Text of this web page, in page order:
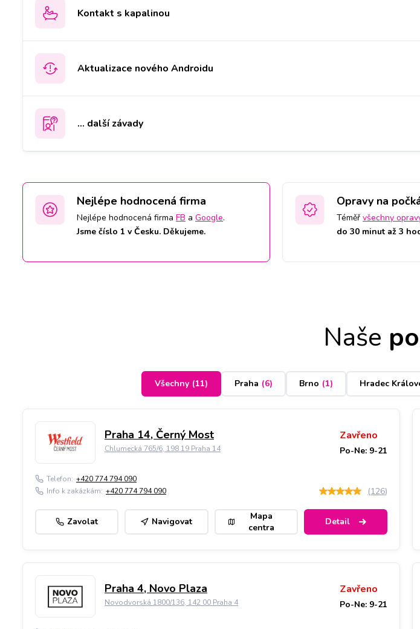
Kontakt s kapalinou
Aktualizace nového Androidu
... další závady
Nejlépe hodnocená firma
Nejlépe hodnocená firma FB a Google.
Jsme číslo 1 v Česku. Děkujeme.
Opravy na
Téměř všechny
do 30 minut až 3
Naše
Všechny (11) Praha (6) Brno (1) Hradec
Praha 14, Černý Most
Chlumecká 765/6, 198 19 Praha 14
Zavřeno
Po-Ne: 9-21
Telefon: +420 774 794 090
Info k zakázkám: +420 774 794 090 (126)
Zavolat Navigovat
Mapa
centra
Detail
Praha 4, Novo Plaza
Novodvorská 1800/136, 142 00 Praha 4
Zavřeno
Po-Ne: 9-21